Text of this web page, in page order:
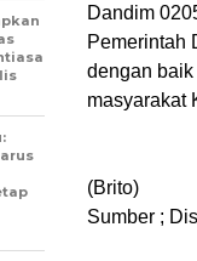
Dandim
Pemerintah
dengan
masyarakat
(Brito)
Sumber ;